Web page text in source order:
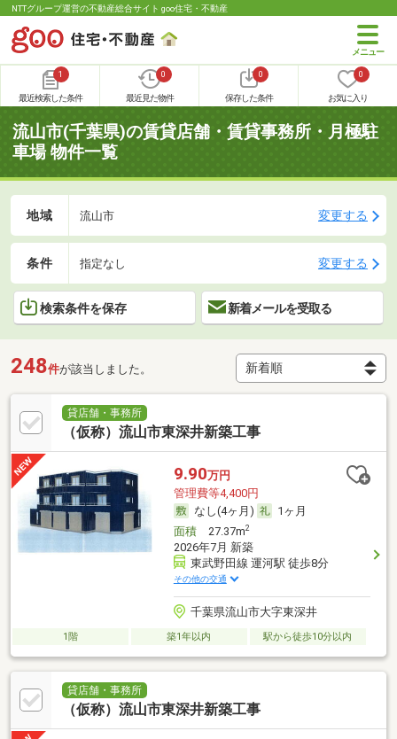
NTTグループ運営の不動産総合サイト goo住宅・不動産
1
最近検索した条件
0
最近見た物件
0
保存した条件
0
お気に入り
流山市(千葉県)の賃貸店舗・賃貸事務所・月極駐
車場 物件一覧
地域 流山市 変更する
条件 指定なし 変更する
検索条件を保存 新着メールを受取る
248件が該当しました。
貸店舗・事務所
（仮称）流山市東深井新築工事
9.90万円
管理費等4,400円
なし(4ヶ月)
1ヶ月
面積27.37m2
2026年7月 新築
東武野田線 運河駅 徒歩8分
その他の交通
千葉県流山市大字東深井
1階 築1年以内 駅から徒歩10分以内
貸店舗・事務所
（仮称）流山市東深井新築工事